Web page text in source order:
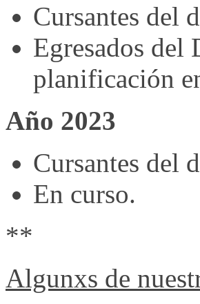
Cursantes del
Egresados
planificación
Año 2023
Cursantes del
En curso.
**
Algunxs de